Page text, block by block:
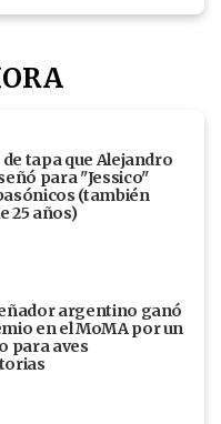
de tapa que Alejandro
para "Jessico"
(también
25 años)
argentino ganó
en el MoMA por un
para aves